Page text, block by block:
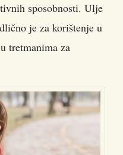
sposobnosti. Ulje
je za korištenje u
tretmanima za